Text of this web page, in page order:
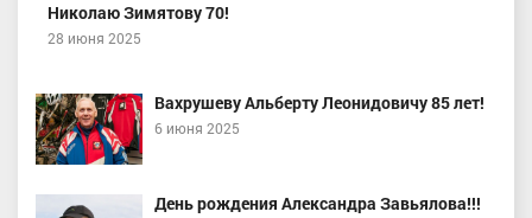
Николаю Зимятову 70!
28 июня 2025
Вахрушеву Альберту Леонидовичу 85 лет!
6 июня 2025
День рождения Александра Завьялова!!!